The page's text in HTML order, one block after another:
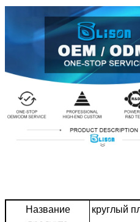
Название
круглый